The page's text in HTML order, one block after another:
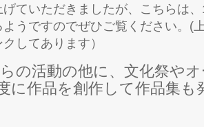
げていただきましたが、こちらは
ようですのでぜひご覧ください。(
してあります）
の活動の他に、文化祭や
に作品を創作して作品集も